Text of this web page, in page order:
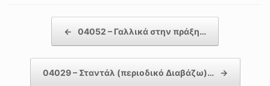
← 04052 – Γαλλικά στην πράξη…
04029 – Σταντάλ (περιοδικό Διαβάζω)… →